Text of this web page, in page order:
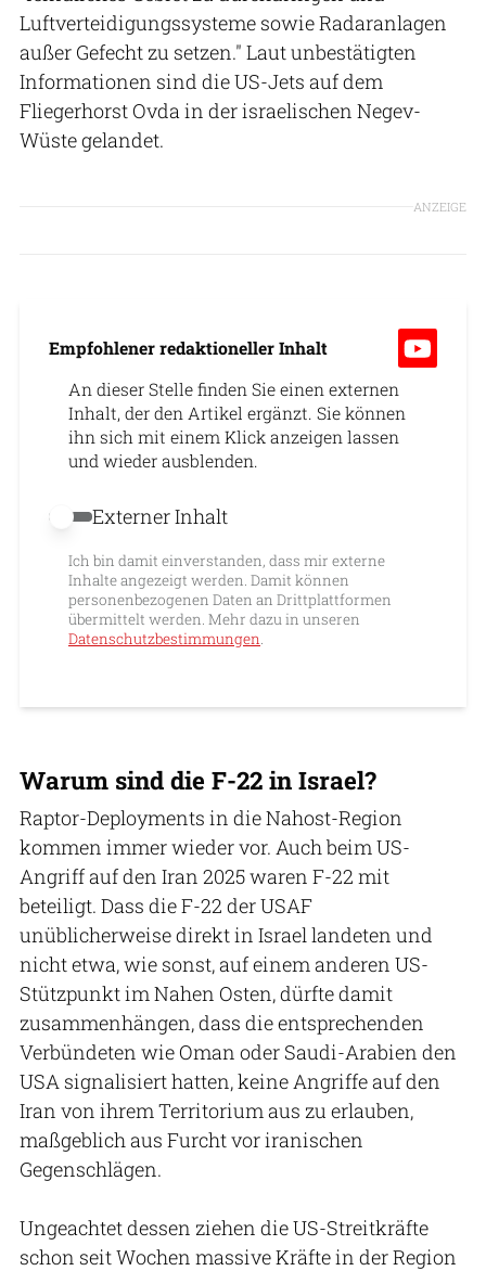
Luftverteidigungssysteme sowie Radaranlagen
außer Gefecht zu setzen." Laut unbestätigten
Informationen sind die US-Jets auf dem
Fliegerhorst Ovda in der israelischen Negev-
Wüste gelandet.
ANZEIGE
Empfohlener redaktioneller Inhalt
An dieser Stelle finden Sie einen externen
Inhalt, der den Artikel ergänzt. Sie können
ihn sich mit einem Klick anzeigen lassen
und wieder ausblenden.
Externer Inhalt erlauben
Externer Inhalt
Ich bin damit einverstanden, dass mir externe
Inhalte angezeigt werden. Damit können
personenbezogenen Daten an Drittplattformen
übermittelt werden. Mehr dazu in unseren
Datenschutzbestimmungen.
Warum sind die F-22 in Israel?
Raptor-Deployments in die Nahost-Region
kommen immer wieder vor. Auch beim US-
Angriff auf den Iran 2025 waren F-22 mit
beteiligt. Dass die F-22 der USAF
unüblicherweise direkt in Israel landeten und
nicht etwa, wie sonst, auf einem anderen US-
Stützpunkt im Nahen Osten, dürfte damit
zusammenhängen, dass die entsprechenden
Verbündeten wie Oman oder Saudi-Arabien den
USA signalisiert hatten, keine Angriffe auf den
Iran von ihrem Territorium aus zu erlauben,
maßgeblich aus Furcht vor iranischen
Gegenschlägen.
Ungeachtet dessen ziehen die US-Streitkräfte
schon seit Wochen massive Kräfte in der Region